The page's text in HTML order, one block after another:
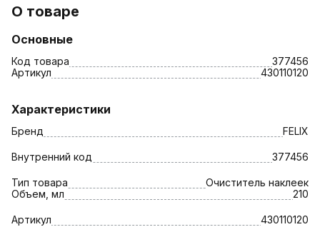
О товаре
Основные
Код товара
377456
Артикул
430110120
Характеристики
Бренд FELIX
Внутренний код 377456
Тип товара
Очиститель наклеек
Объем, мл
210
Артикул 430110120